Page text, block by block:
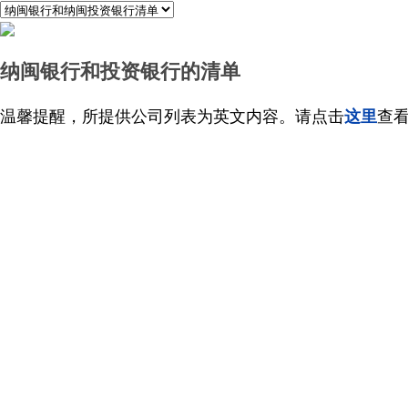
纳闽银行和投资银行的清单
温馨提醒，所提供公司列表为英文内容。请点击这里查